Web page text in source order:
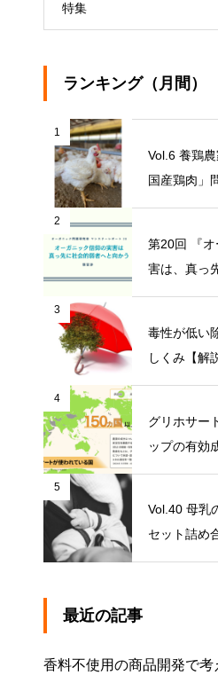
特集
ランキング（月間）
1
Vol.6 養鶏
国産鶏肉」
音 〇〇（
2
第20回 『
害は、真っ
かう』【オ
3
毒性が低い
しくみ【解
4
グリホサー
ップの有効
一覧
5
Vol.40 母乳
セット詰め
観察記】
最近の記事
香料不使用の商品開発で考